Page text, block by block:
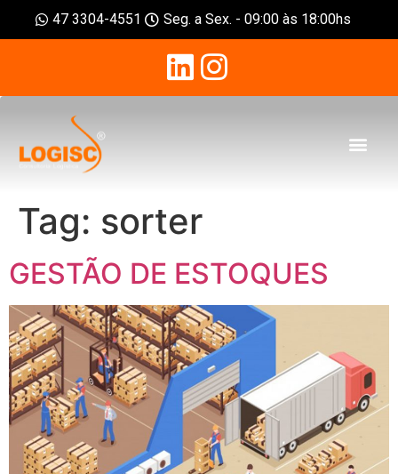
47 3304-4551 Seg. a Sex. - 09:00 às 18:00hs
Tag: sorter
GESTÃO DE ESTOQUES